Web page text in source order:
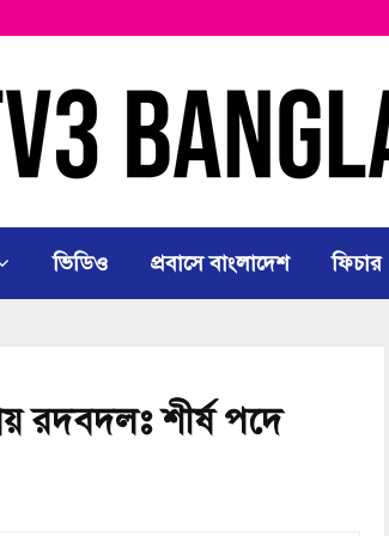
ভিডিও প্রবাসে বাংলাদেশ ফিচার
রদবদলঃ শীর্ষ পদে